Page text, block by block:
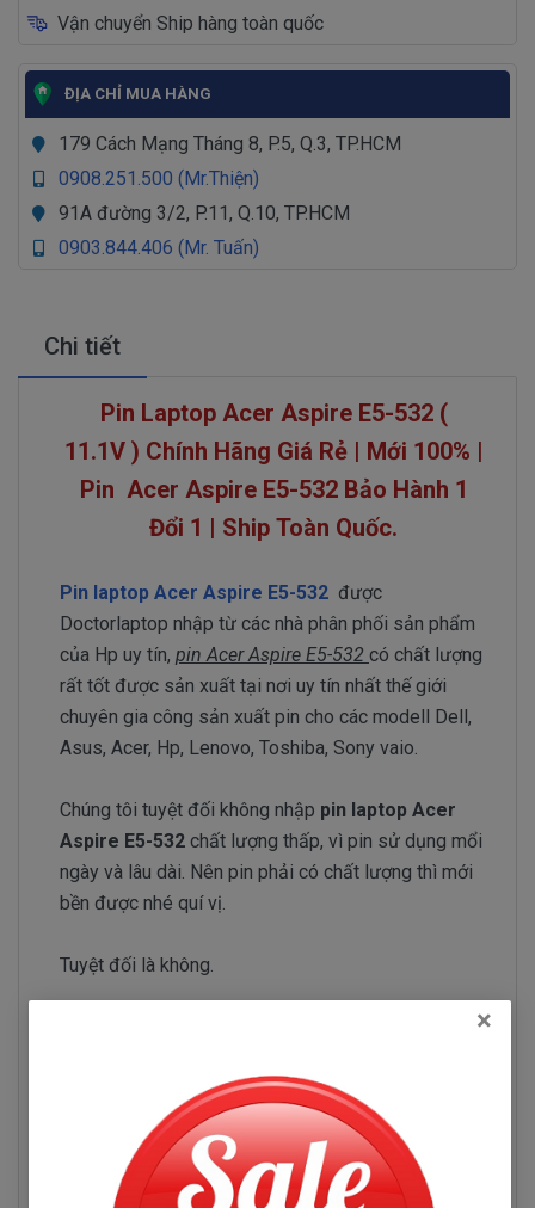
Vận chuyển Ship hàng toàn quốc
ĐỊA CHỈ MUA HÀNG
179 Cách Mạng Tháng 8, P.5, Q.3, TP.HCM
0908.251.500 (Mr.Thiện)
91A đường 3/2, P.11, Q.10, TP.HCM
0903.844.406 (Mr. Tuấn)
Chi tiết
Pin Laptop Acer Aspire E5-532 (
11.1V ) Chính Hãng Giá Rẻ | Mới 100% |
Pin Acer Aspire E5-532Bảo Hành 1
Đổi 1 | Ship Toàn Quốc.
Pin laptop Acer Aspire E5-532 được
Doctorlaptop nhập từ các nhà phân phối sản phẩm
của Hp uy tín, pin Acer Aspire E5-532 có chất lượng
rất tốt được sản xuất tại nơi uy tín nhất thế giới
chuyên gia công sản xuất pin cho các modell Dell,
Asus, Acer, Hp, Lenovo, Toshiba, Sony vaio.
Chúng tôi tuyệt đối không nhập pin laptop Acer
Aspire E5-532 chất lượng thấp, vì pin sử dụng mổi
ngày và lâu dài. Nên pin phải có chất lượng thì mới
bền được nhé quí vị.
Tuyệt đối là không.
tuyển chọn những nhà phân phối pin có uy tín và
chuyên sản xuất pin chất lượng tốt.
×